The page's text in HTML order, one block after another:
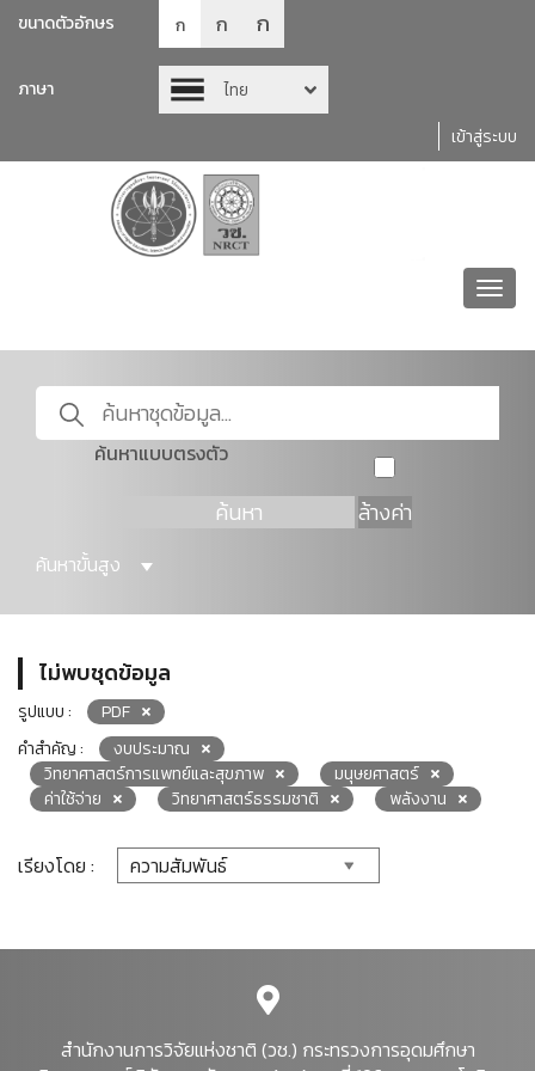
ขนาดตัวอักษร ก ก ก
ภาษา
ไทย
เข้าสู่ระบบ
ค้นหาแบบตรงตัว
ค้นหา ล้างค่า
ค้นหาขั้นสูง
ไม่พบชุดข้อมูล
รูปแบบ :
PDF
คำสำคัญ :
งบประมาณ
วิทยาศาสตร์การแพทย์และสุขภาพ
มนุษยศาสตร์
ค่าใช้จ่าย
วิทยาศาสตร์ธรรมชาติ พลังงาน
เรียงโดย :
สำนักงานการวิจัยแห่งชาติ (วช.) กระทรวงการอุดมศึกษา